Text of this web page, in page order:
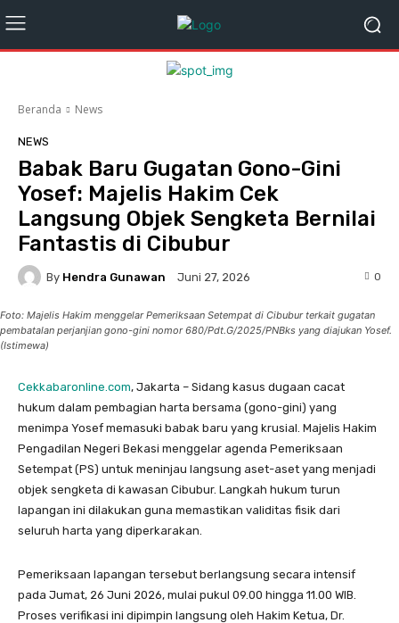
Beranda News
NEWS
Babak Baru Gugatan Gono-Gini
Yosef: Majelis Hakim Cek
Langsung Objek Sengketa Bernilai
Fantastis di Cibubur
By Hendra Gunawan Juni 27, 2026 0
Foto: Majelis Hakim menggelar Pemeriksaan Setempat di Cibubur terkait gugatan
pembatalan perjanjian gono-gini nomor 680/Pdt.G/2025/PNBks yang diajukan Yosef.
(Istimewa)
Cekkabaronline.com, Jakarta – ​Sidang kasus dugaan cacat
hukum dalam pembagian harta bersama (gono-gini) yang
menimpa Yosef memasuki babak baru yang krusial. Majelis Hakim
Pengadilan Negeri Bekasi menggelar agenda Pemeriksaan
Setempat (PS) untuk meninjau langsung aset-aset yang menjadi
objek sengketa di kawasan Cibubur. Langkah hukum turun
lapangan ini dilakukan guna memastikan validitas fisik dari
seluruh harta yang diperkarakan.
​Pemeriksaan lapangan tersebut berlangsung secara intensif
pada Jumat, 26 Juni 2026, mulai pukul 09.00 hingga 11.00 WIB.
Proses verifikasi ini dipimpin langsung oleh Hakim Ketua, Dr.